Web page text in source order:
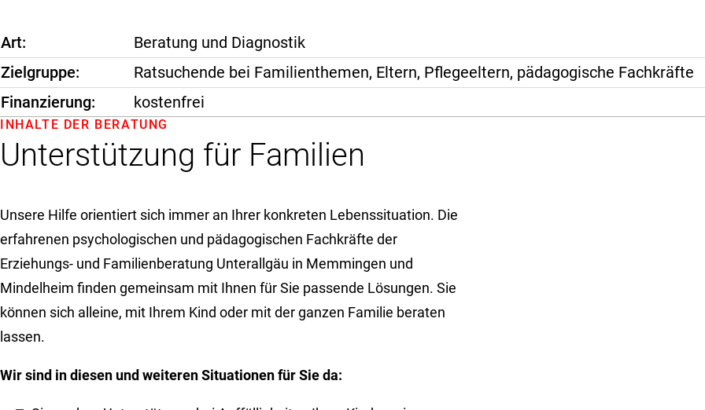
Art
Beratung und Diagnostik
Zielgruppe
Ratsuchende bei Familienthemen, Eltern, Pflegeeltern, pädagogische Fachkräfte
Finanzierung
kostenfrei
Unterstützung für Familien
INHALTE DER BERATUNG
Unsere Hilfe orientiert sich immer an Ihrer konkreten Lebenssituation. Die
erfahrenen psychologischen und pädagogischen Fachkräfte der
Erziehungs- und Familienberatung Unterallgäu in Memmingen und
Mindelheim finden gemeinsam mit Ihnen für Sie passende Lösungen. Sie
können sich alleine, mit Ihrem Kind oder mit der ganzen Familie beraten
lassen.
Wir sind in diesen und weiteren Situationen für Sie da: